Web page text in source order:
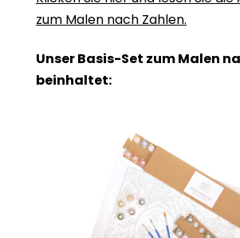
zum Malen nach Zahlen.
Unser Basis-Set zum Malen
beinhaltet: